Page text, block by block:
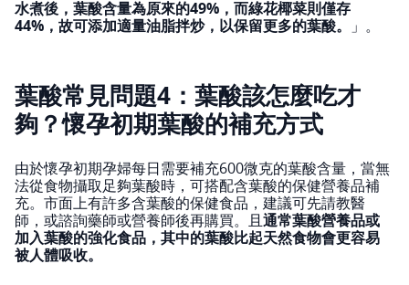
水煮後，葉酸含量為原來的49%，而綠花椰菜則僅存
44%，故可添加適量油脂拌炒，以保留更多的葉酸。
」。
葉酸常見問題4：葉酸該怎麼吃才
夠？懷孕初期葉酸的補充方式
由於懷孕初期孕婦每日需要補充600微克的葉酸含量，當無
法從食物攝取足夠葉酸時，可搭配含葉酸的保健營養品補
充。市面上有許多含葉酸的保健食品，建議可先請教醫
師，或諮詢藥師或營養師後再購買。且通常葉酸營養品或
加入葉酸的強化食品，其中的葉酸比起天然食物會更容易
被人體吸收。